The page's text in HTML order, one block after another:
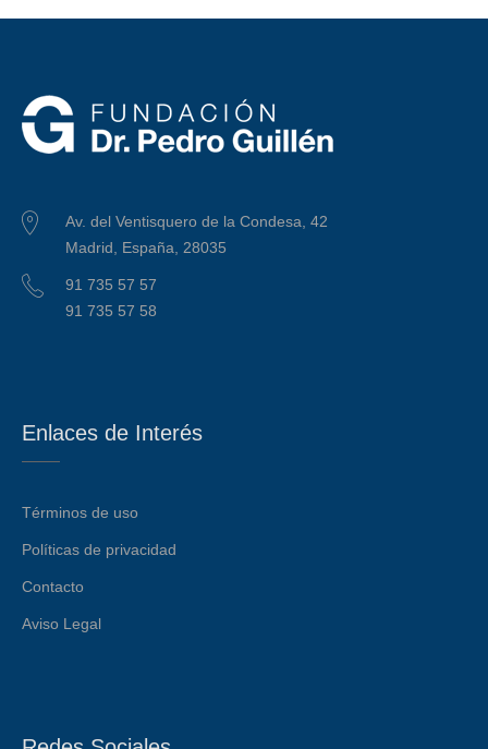
Av. del Ventisquero de la Condesa, 42
Madrid, España, 28035
91 735 57 57
91 735 57 58
Enlaces de Interés
Términos de uso
Políticas de privacidad
Contacto
Aviso Legal